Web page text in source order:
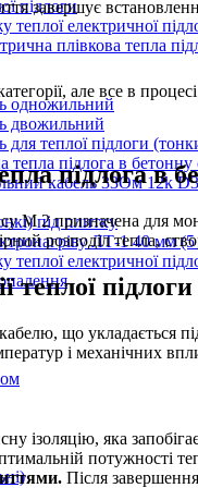
підлоги
електричної
плівкова тепла
одножильний
двожильний
для теплої підлоги
тепла підлога в
кабель 33Ом 12k
під плитку
ЛТ-1 40 мм
електричної
завершує
але все в
підлога в
М 2 призначена для
розподіл тепла,
теплої
що укладається
і механічних
ізоляцію, яка
потужності
Після